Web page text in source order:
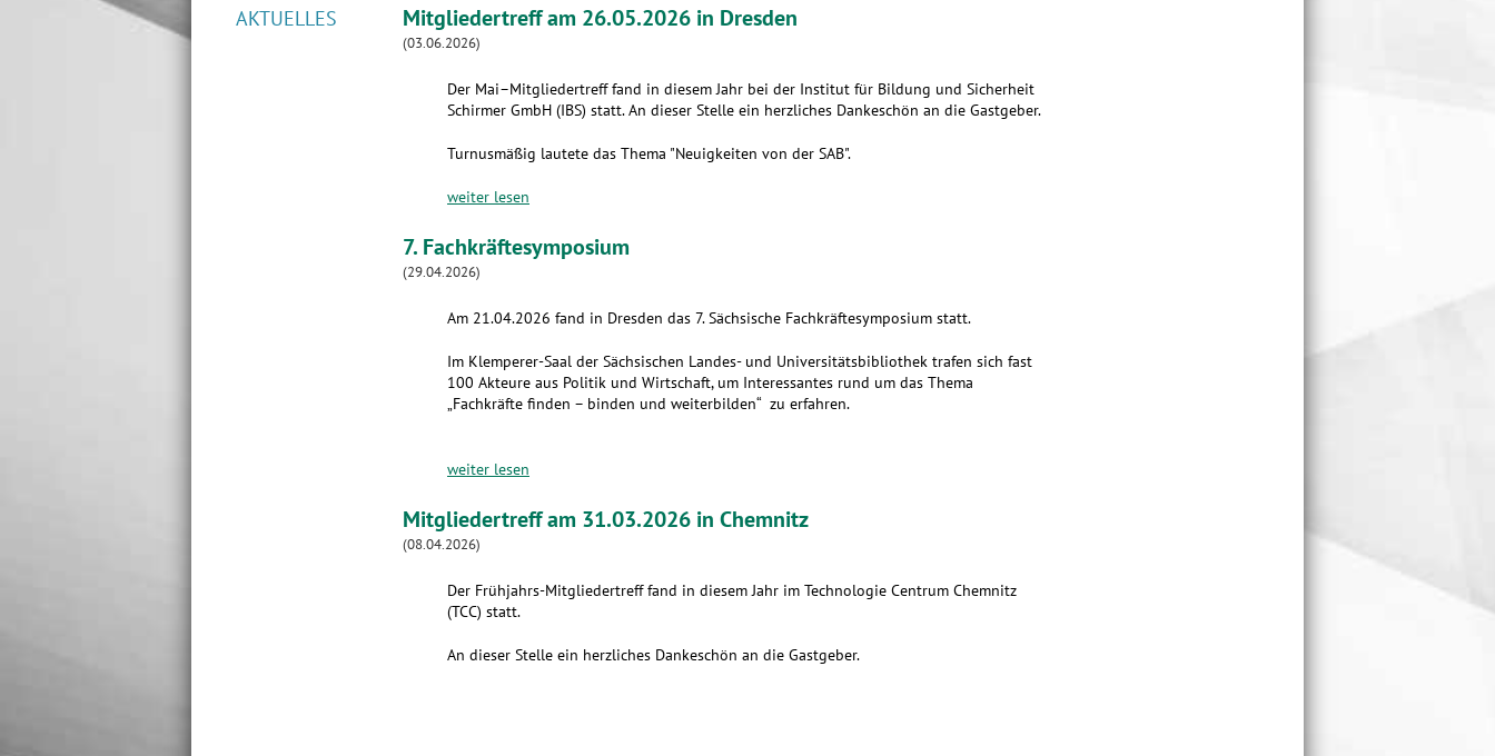
AKTUELLES Mitgliedertreff am 26.05.2026 in Dresden
(03.06.2026)
Der Mai–Mitgliedertreff fand in diesem Jahr bei der Institut für Bildung und Sicherheit
Schirmer GmbH (IBS) statt. An dieser Stelle ein herzliches Dankeschön an die Gastgeber.
Turnusmäßig lautete das Thema "Neuigkeiten von der SAB".
weiter lesen
7. Fachkräftesymposium
(29.04.2026)
Am 21.04.2026 fand in Dresden das 7. Sächsische Fachkräftesymposium statt.
Im Klemperer-Saal der Sächsischen Landes- und Universitätsbibliothek trafen sich fast
100 Akteure aus Politik und Wirtschaft, um Interessantes rund um das Thema
„Fachkräfte finden – binden und weiterbilden“ zu erfahren.
weiter lesen
Mitgliedertreff am 31.03.2026 in Chemnitz
(08.04.2026)
Der Frühjahrs-Mitgliedertreff fand in diesem Jahr im Technologie Centrum Chemnitz
(TCC) statt.
An dieser Stelle ein herzliches Dankeschön an die Gastgeber.